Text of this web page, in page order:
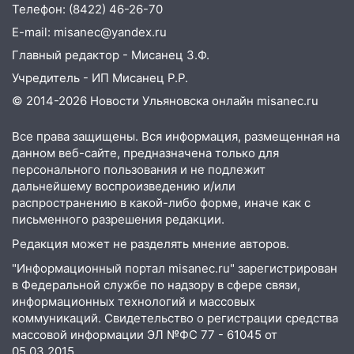
августа
06:45 Императорский мост в
Ульяновске останется закрытым до
утра 10 августа
05:18 Судьба готовит сюрприз: гороскоп
деньгами, а кого ждет неожиданная
встреча
04:47 В Ульяновской области объявили
ракетную опасность: звучат сирены
07.08.2026
20:40
Ульяновские аграрии смогут
купить тракторы с отсрочкой платежа
до декабря
19:34 В следственном управлении
состоялось торжественное
мероприятие, приуроченное к
Телефон: (8422) 46-26-70
E-mail: misanec@yandex.ru
Главный редактор - Мисанец З.Ф.
Учредитель - ИП Мисанец Р.Р.
© 2014-2026 Новости Ульяновска онлайн misanec.ru
Все права защищены. Вся информация, размещенная на
данном веб-сайте, предназначена только для
персонального пользования и не подлежит
дальнейшему воспроизведению и/или
распространению в какой-либо форме, иначе как с
письменного разрешения редакции.
Редакция может не разделять мнение авторов.
"Информационный портал misanec.ru" зарегистрирован
в Федеральной службе по надзору в сфере связи,
информационных технологий и массовых
коммуникаций. Свидетельство о регистрации средства
массовой информации ЭЛ №ФС 77 - 61045 от